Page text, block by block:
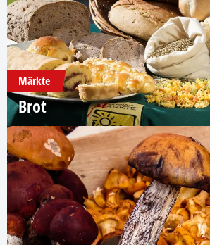
Märkte
Brot